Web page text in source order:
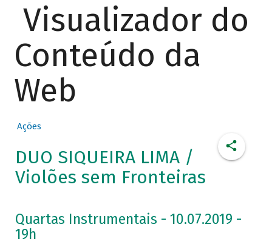
Visualizador do
Conteúdo da
Web
Ações
DUO SIQUEIRA LIMA /
Violões sem Fronteiras
Quartas Instrumentais - 10.07.2019 -
19h